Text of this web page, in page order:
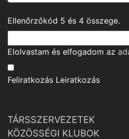
Ellenőrzőkód 5 és 4 összege.
Elolvastam és elfogadom az
Feliratkozás Leiratkozás
TÁRSSZERVEZETEK
KÖZÖSSÉGI KLUBOK